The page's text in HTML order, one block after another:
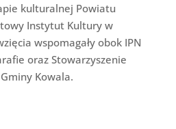
kulturalnej Powiatu
Instytut Kultury w
wspomagały obok IPN
oraz Stowarzyszenie
Kowala.